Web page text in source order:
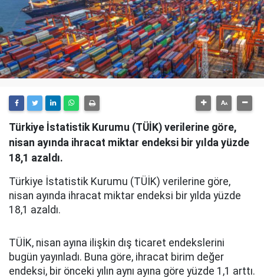
Türkiye İstatistik Kurumu (TÜİK) verilerine göre,
nisan ayında ihracat miktar endeksi bir yılda yüzde
18,1 azaldı.
Türkiye İstatistik Kurumu (TÜİK) verilerine göre,
nisan ayında ihracat miktar endeksi bir yılda yüzde
18,1 azaldı.
TÜİK, nisan ayına ilişkin dış ticaret endekslerini
bugün yayınladı. Buna göre, ihracat birim değer
endeksi, bir önceki yılın aynı ayına göre yüzde 1,1 arttı.